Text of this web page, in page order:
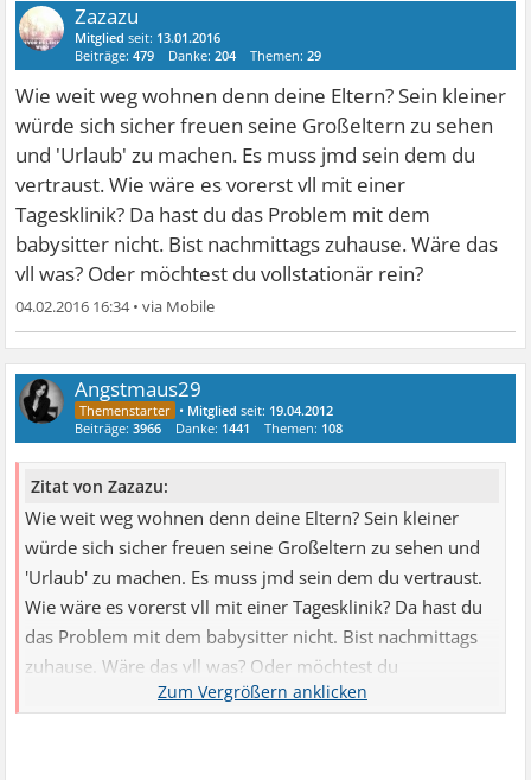
Zazazu
Mitglied seit: 13.01.2016
Beiträge:479 Danke:204 Themen:29
Wie weit weg wohnen denn deine Eltern? Sein kleiner
würde sich sicher freuen seine Großeltern zu sehen
und 'Urlaub' zu machen. Es muss jmd sein dem du
vertraust. Wie wäre es vorerst vll mit einer
Tagesklinik? Da hast du das Problem mit dem
babysitter nicht. Bist nachmittags zuhause. Wäre das
vll was? Oder möchtest du vollstationär rein?
04.02.2016 16:34•
Angstmaus29
• Mitglied seit: 19.04.2012
Beiträge:3966 Danke: 1441 Themen: 108
Zitat von Zazazu:
Wie weit weg wohnen denn deine Eltern? Sein kleiner
würde sich sicher freuen seine Großeltern zu sehen und
'Urlaub' zu machen. Es muss jmd sein dem du vertraust.
Wie wäre es vorerst vll mit einer Tagesklinik? Da hast du
das Problem mit dem babysitter nicht. Bist nachmittags
zuhause. Wäre das vll was? Oder möchtest du
vollstationär rein?